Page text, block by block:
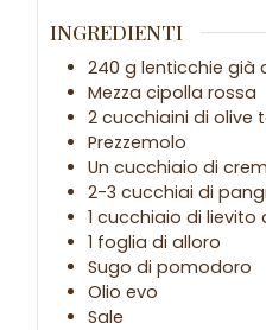
INGREDIENTI
240 g lenticchie
Mezza cipolla rossa
2 cucchiaini di olive
Prezzemolo
Un cucchiaio di
2-3 cucchiai di
1 cucchiaio di lievito
1 foglia di alloro
Sugo di pomodoro
Olio evo
Sale